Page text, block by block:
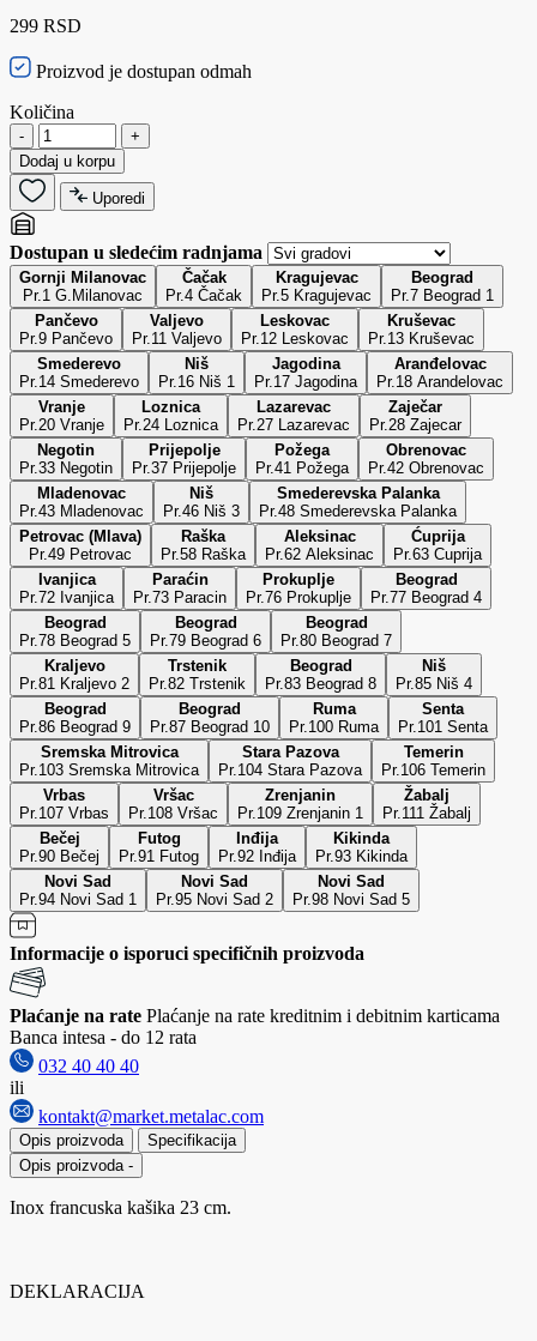
299 RSD
Proizvod je dostupan odmah
Količina
-
+
Dodaj u korpu
Uporedi
Dostupan u sledećim radnjama
Gornji Milanovac
Pr.1 G.Milanovac
Čačak
Pr.4 Čačak
Kragujevac
Pr.5 Kragujevac
Beograd
Pr.7 Beograd 1
Pančevo
Pr.9 Pančevo
Valjevo
Pr.11 Valjevo
Leskovac
Pr.12 Leskovac
Kruševac
Pr.13 Kruševac
Smederevo
Pr.14 Smederevo
Niš
Pr.16 Niš 1
Jagodina
Pr.17 Jagodina
Aranđelovac
Pr.18 Arandelovac
Vranje
Pr.20 Vranje
Loznica
Pr.24 Loznica
Lazarevac
Pr.27 Lazarevac
Zaječar
Pr.28 Zajecar
Negotin
Pr.33 Negotin
Prijepolje
Pr.37 Prijepolje
Požega
Pr.41 Požega
Obrenovac
Pr.42 Obrenovac
Mladenovac
Pr.43 Mladenovac
Niš
Pr.46 Niš 3
Smederevska Palanka
Pr.48 Smederevska Palanka
Petrovac (Mlava)
Pr.49 Petrovac
Raška
Pr.58 Raška
Aleksinac
Pr.62 Aleksinac
Ćuprija
Pr.63 Cuprija
Ivanjica
Pr.72 Ivanjica
Paraćin
Pr.73 Paracin
Prokuplje
Pr.76 Prokuplje
Beograd
Pr.77 Beograd 4
Beograd
Pr.78 Beograd 5
Beograd
Pr.79 Beograd 6
Beograd
Pr.80 Beograd 7
Kraljevo
Pr.81 Kraljevo 2
Trstenik
Pr.82 Trstenik
Beograd
Pr.83 Beograd 8
Niš
Pr.85 Niš 4
Beograd
Pr.86 Beograd 9
Beograd
Pr.87 Beograd 10
Ruma
Pr.100 Ruma
Senta
Pr.101 Senta
Sremska Mitrovica
Pr.103 Sremska Mitrovica
Stara Pazova
Pr.104 Stara Pazova
Temerin
Pr.106 Temerin
Vrbas
Pr.107 Vrbas
Vršac
Pr.108 Vršac
Zrenjanin
Pr.109 Zrenjanin 1
Žabalj
Pr.111 Žabalj
Bečej
Pr.90 Bečej
Futog
Pr.91 Futog
Inđija
Pr.92 Inđija
Kikinda
Pr.93 Kikinda
Novi Sad
Pr.94 Novi Sad 1
Novi Sad
Pr.95 Novi Sad 2
Novi Sad
Pr.98 Novi Sad 5
Informacije o isporuci specifičnih proizvoda
Plaćanje na rate Plaćanje na rate kreditnim i debitnim karticama
Banca intesa - do 12 rata
032 40 40 40
ili
kontakt@market.metalac.com
Opis proizvoda
Specifikacija
Opis proizvoda -
Inox francuska kašika 23 cm.
DEKLARACIJA